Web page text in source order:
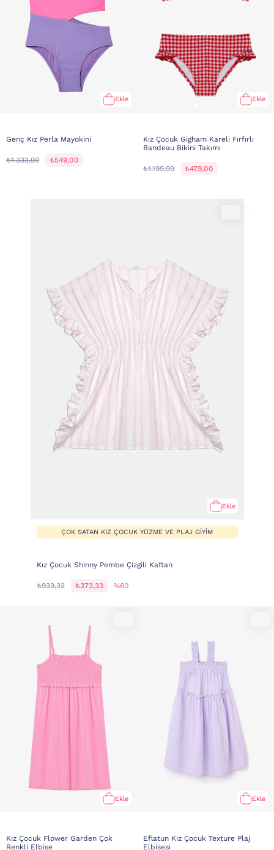
Ekle
Genç Kız Perla Mayokini
₺1.333,99 ₺549,00
Ekle
Kız Çocuk Gigham Kareli Fırfırlı
Bandeau Bikini Takımı
₺1.199,99 ₺479,00
Ekle
ÇOK SATAN KIZ ÇOCUK YÜZME VE PLAJ GIYIM
Kız Çocuk Shinny Pembe Çizgili Kaftan
₺933,32 ₺373,33 %60
Ekle
Kız Çocuk Flower Garden Çok
Renkli Elbise
Ekle
Eflatun Kız Çocuk Texture Plaj
Elbisesi